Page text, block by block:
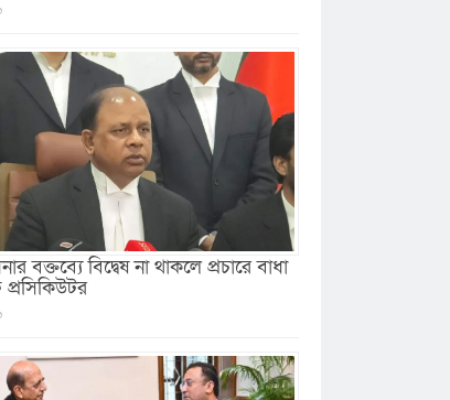
বক্তব্যে বিদ্বেষ না থাকলে প্রচারে বাধা